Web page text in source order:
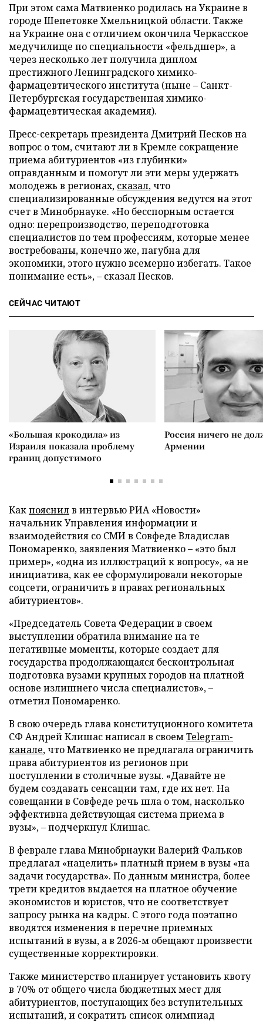
При этом сама Матвиенко родилась на Украине в
городе Шепетовке Хмельницкой области. Также
на Украине она с отличием окончила Черкасское
медучилище по специальности «фельдшер», а
через несколько лет получила диплом
престижного Ленинградского химико-
фармацевтического института (ныне – Санкт-
Петербургская государственная химико-
фармацевтическая академия).
Пресс-секретарь президента Дмитрий Песков на
вопрос о том, считают ли в Кремле сокращение
приема абитуриентов «из глубинки»
оправданным и помогут ли эти меры удержать
молодежь в регионах, сказал, что
специализированные обсуждения ведутся на этот
счет в Минобрнауке. «Но бесспорным остается
одно: перепроизводство, переподготовка
специалистов по тем профессиям, которые менее
востребованы, конечно же, пагубна для
экономики, этого нужно всемерно избегать. Такое
понимание есть», – сказал Песков.
СЕЙЧАС ЧИТАЮТ
«Большая крокодила» из
Израиля показала проблему
границ допустимого
Россия ничего не
Армении
Какпояснилв интервью РИА «Новости»
начальник Управления информации и
взаимодействия со СМИ в Совфеде Владислав
Пономаренко, заявления Матвиенко – «это был
пример», «одна из иллюстраций к вопросу», «а не
инициатива, как ее сформулировали некоторые
соцсети, ограничить в правах региональных
абитуриентов».
«Председатель Совета Федерации в своем
выступлении обратила внимание на те
негативные моменты, которые создает для
государства продолжающаяся бесконтрольная
подготовка вузами крупных городов на платной
основе излишнего числа специалистов», –
отметил Пономаренко.
В свою очередь глава конституционного комитета
СФ Андрей Клишас написал в своемTelegram-
канале, что Матвиенко не предлагала ограничить
права абитуриентов из регионов при
поступлении в столичные вузы. «Давайте не
будем создавать сенсации там, где их нет. На
совещании в Совфеде речь шла о том, насколько
эффективна действующая система приема в
вузы», – подчеркнул Клишас.
В феврале глава Минобрнауки Валерий Фальков
предлагал «нацелить» платный прием в вузы «на
задачи государства». По данным министра, более
трети кредитов выдается на платное обучение
экономистов и юристов, что не соответствует
запросу рынка на кадры. С этого года поэтапно
вводятся изменения в перечне приемных
испытаний в вузы, а в 2026-м обещают произвести
существенные корректировки.
Также министерство планирует установить квоту
в 70% от общего числа бюджетных мест для
абитуриентов, поступающих без вступительных
испытаний, и сократить список олимпиад